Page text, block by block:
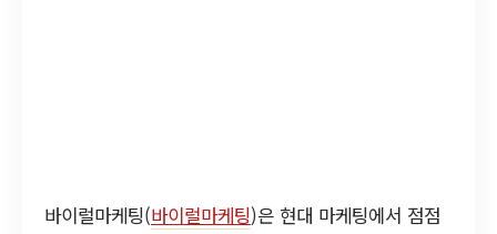
바이럴마케팅(바이럴마케팅)은 현대 마케팅에서 점점